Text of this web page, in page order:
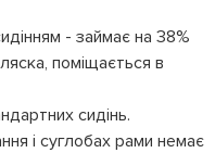
- займає на 38%
поміщається в
сидінь.
і суглобах рами немає